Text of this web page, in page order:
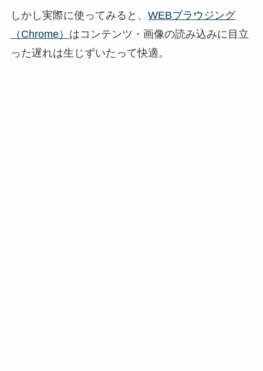
しかし実際に使ってみると、 WEBブラウジング
（Chrome） はコンテンツ・画像の読み込みに目立
った遅れは生じずいたって快適。